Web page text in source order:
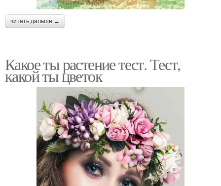
читать дальше →
Какое ты растение тест. Тест,
какой ты цветок